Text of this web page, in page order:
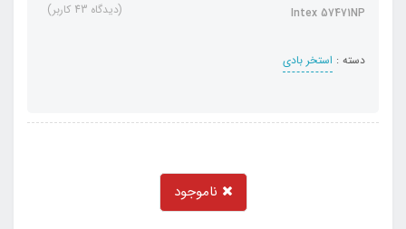
Intex 57471NP
دسته : استخر بادی
(دیدگاه 43 کاربر)
ناموجود